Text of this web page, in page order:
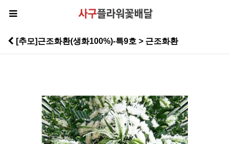
[추모]근조화환(생화100%)-특9호 > 근조화환